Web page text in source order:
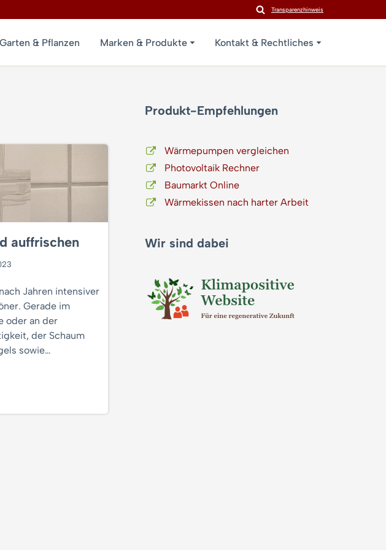
Transparenzhinweis
Garten & Pflanzen Marken & Produkte Kontakt & Rechtliches
auffrischen
Jahren intensiver
Gerade im
oder an der
der Schaum
sowie…
Produkt-Empfehlungen
Wärmepumpen vergleichen
Photovoltaik Rechner
Baumarkt Online
Wärmekissen nach harter Arbeit
Wir sind dabei